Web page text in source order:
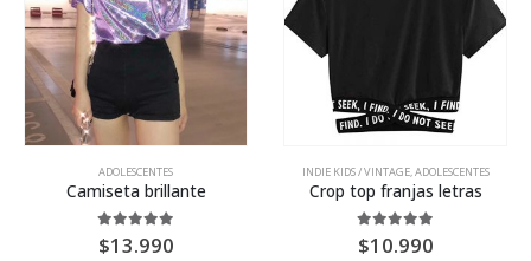
ADOLESCENTES
Camiseta brillante
5.00 out of 5
$13.990
INDIE KIDS / VINTAGE,ADOLESCENTES
Crop top franjas letras
5.00 out of 5
$10.990